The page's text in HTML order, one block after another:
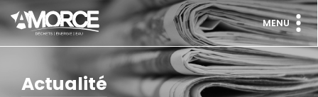
MENU
Actualité